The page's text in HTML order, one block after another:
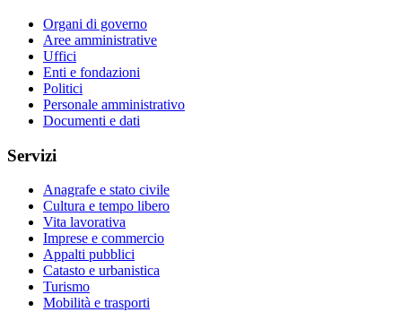
Organi di governo
Aree amministrative
Uffici
Enti e fondazioni
Politici
Personale amministrativo
Documenti e dati
Servizi
Anagrafe e stato civile
Cultura e tempo libero
Vita lavorativa
Imprese e commercio
Appalti pubblici
Catasto e urbanistica
Turismo
Mobilità e trasporti